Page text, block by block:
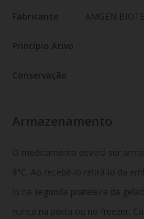
Fabricante AMGEN
Princípio Ativo
Conservação
Armazenamento
O medicamento deverá ser
8°C. Ao recebê-lo retirá-lo da
lo na segunda prateleira da
nunca na porta ou no freezer.